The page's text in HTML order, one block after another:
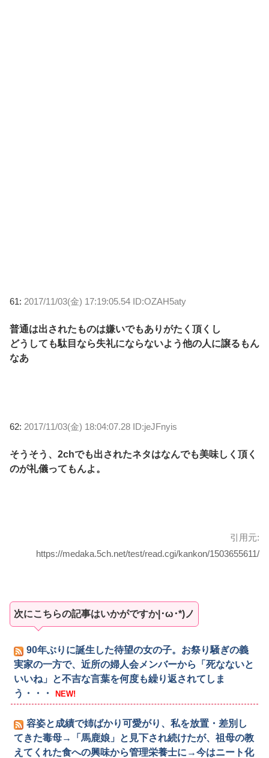
61: 2017/11/03(金) 17:19:05.54 ID:OZAH5aty
普通は出されたものは嫌いでもありがたく頂くし
どうしても駄目なら失礼にならないよう他の人に譲るもん
なあ
62: 2017/11/03(金) 18:04:07.28 ID:jeJFnyis
そうそう、2chでも出されたネタはなんでも美味しく頂く
のが礼儀ってもんよ。
引用元:
https://medaka.5ch.net/test/read.cgi/kankon/1503655611/
次にこちらの記事はいかがですか|･ω･*)ノ
90年ぶりに誕生した待望の女の子。お祭り騒ぎの義
実家の一方で、近所の婦人会メンバーから「死なないと
いいね」と不吉な言葉を何度も繰り返されてしま
う・・・
NEW!
容姿と成績で姉ばかり可愛がり、私を放置・差別し
てきた毒母→「馬鹿娘」と見下され続けたが、祖母の教
えてくれた食への興味から管理栄養士に→今はニート化